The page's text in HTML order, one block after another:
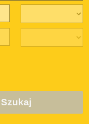
Szukaj